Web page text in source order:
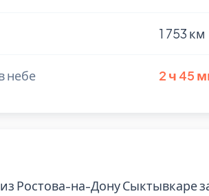
1 753 км
небе 2 ч 45
Ростова-на-Дону Сыктывкаре